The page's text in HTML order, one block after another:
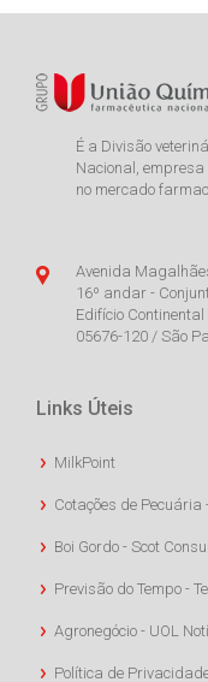
É a Divisão
Nacional,
no mercado
Avenida
16º andar -
Edifício Continental
05676-120 / São
Links Úteis
MilkPoint
Cotações de Pecuária
Boi Gordo - Scot
Previsão do Tempo -
Agronegócio - UOL
Política de